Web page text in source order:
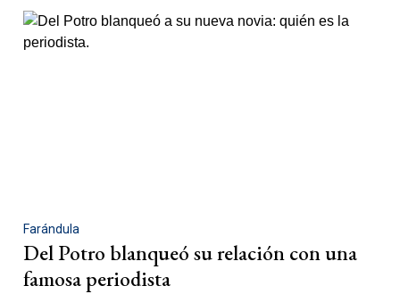
Farándula
Del Potro blanqueó su relación con una
famosa periodista